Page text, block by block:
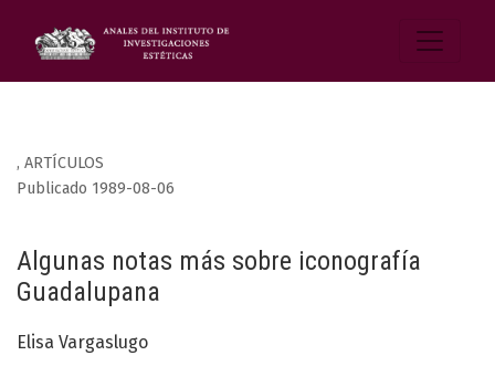
, ARTÍCULOS
Algunas notas más sobre iconografía
Guadalupana
Publicado 1989-08-06
Elisa Vargaslugo